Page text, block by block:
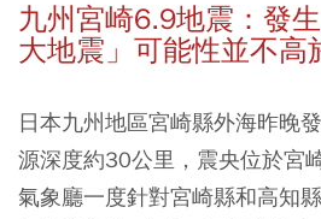
九州宮崎6.9地震：發
大地震」可能性並不高
日本九州地區宮崎縣外海昨晚
源深度約30公里，震央位於宮
氣象廳一度針對宮崎縣和高知